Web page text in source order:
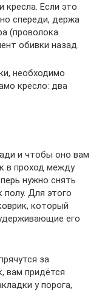
кресла. Если это
спереди, держа
(проволока
обивки назад.
необходимо
кресло: два
и чтобы оно вам
в проход между
нужно снять
полу. Для этого
который
его
за
вам придётся
у порога,